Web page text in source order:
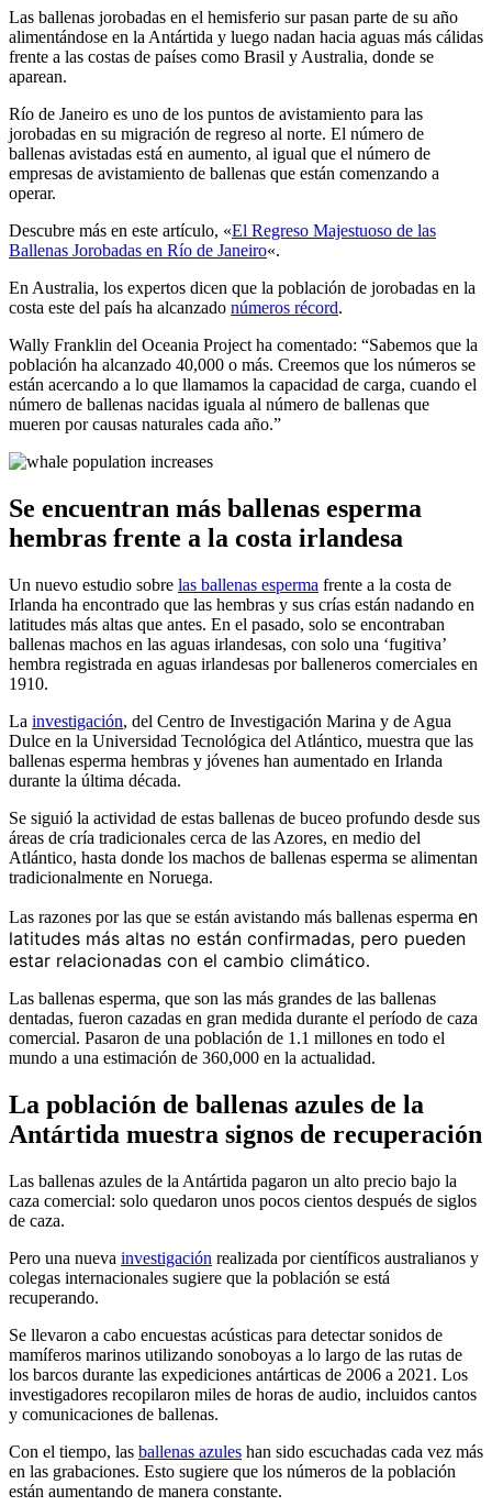
Las ballenas jorobadas en el hemisferio sur pasan parte de su año
alimentándose en la Antártida y luego nadan hacia aguas más cálidas
frente a las costas de países como Brasil y Australia, donde se
aparean.
Río de Janeiro es uno de los puntos de avistamiento para las
jorobadas en su migración de regreso al norte. El número de
ballenas avistadas está en aumento, al igual que el número de
empresas de avistamiento de ballenas que están comenzando a
operar.
Descubre más en este artículo, «El Regreso Majestuoso de las
Ballenas Jorobadas en Río de Janeiro«.
En Australia, los expertos dicen que la población de jorobadas en la
costa este del país ha alcanzado números récord.
Wally Franklin del Oceania Project ha comentado: “Sabemos que la
población ha alcanzado 40,000 o más. Creemos que los números se
están acercando a lo que llamamos la capacidad de carga, cuando el
número de ballenas nacidas iguala al número de ballenas que
mueren por causas naturales cada año.”
Se encuentran más ballenas esperma
hembras frente a la costa irlandesa
Un nuevo estudio sobre las ballenas esperma frente a la costa de
Irlanda ha encontrado que las hembras y sus crías están nadando en
latitudes más altas que antes. En el pasado, solo se encontraban
ballenas machos en las aguas irlandesas, con solo una ‘fugitiva’
hembra registrada en aguas irlandesas por balleneros comerciales en
1910.
La investigación, del Centro de Investigación Marina y de Agua
Dulce en la Universidad Tecnológica del Atlántico, muestra que las
ballenas esperma hembras y jóvenes han aumentado en Irlanda
durante la última década.
Se siguió la actividad de estas ballenas de buceo profundo desde sus
áreas de cría tradicionales cerca de las Azores, en medio del
Atlántico, hasta donde los machos de ballenas esperma se alimentan
tradicionalmente en Noruega.
Las razones por las que se están avistando más ballenas esperma en
latitudes más altas no están confirmadas, pero pueden
estar relacionadas con el cambio climático.
Las ballenas esperma, que son las más grandes de las ballenas
dentadas, fueron cazadas en gran medida durante el período de caza
comercial. Pasaron de una población de 1.1 millones en todo el
mundo a una estimación de 360,000 en la actualidad.
La población de ballenas azules de la
Antártida muestra signos de recuperación
Las ballenas azules de la Antártida pagaron un alto precio bajo la
caza comercial: solo quedaron unos pocos cientos después de siglos
de caza.
Pero una nueva investigación realizada por científicos australianos y
colegas internacionales sugiere que la población se está
recuperando.
Se llevaron a cabo encuestas acústicas para detectar sonidos de
mamíferos marinos utilizando sonoboyas a lo largo de las rutas de
los barcos durante las expediciones antárticas de 2006 a 2021. Los
investigadores recopilaron miles de horas de audio, incluidos cantos
y comunicaciones de ballenas.
Con el tiempo, las ballenas azules han sido escuchadas cada vez más
en las grabaciones. Esto sugiere que los números de la población
están aumentando de manera constante.